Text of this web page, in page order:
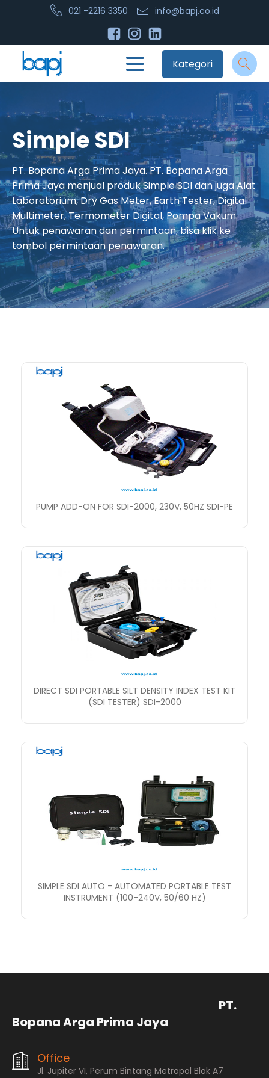
021 -2216 3350 info@bapj.co.id
Kategori
Simple SDI
PT. Bopana Arga Prima Jaya. PT. Bopana Arga
Prima Jaya menjual produk Simple SDI dan juga Alat
Laboratorium, Dry Gas Meter, Earth Tester, Digital
Multimeter, Termometer Digital, Pompa Vakum.
Untuk penawaran dan permintaan, bisa klik ke
tombol permintaan penawaran.
PUMP ADD-ON FOR SDI-2000, 230V, 50HZ SDI-PE
DIRECT SDI PORTABLE SILT DENSITY INDEX TEST KIT
(SDI TESTER) SDI-2000
SIMPLE SDI AUTO - AUTOMATED PORTABLE TEST
INSTRUMENT (100-240V, 50/60 HZ)
PT.
Bopana Arga Prima Jaya
Office
Jl. Jupiter VI, Perum Bintang Metropol Blok A7